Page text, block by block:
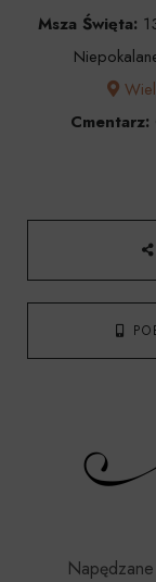
Msza Święta:
Cmentarz: